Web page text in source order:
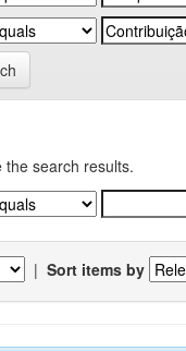
the search results.
| Sort items by